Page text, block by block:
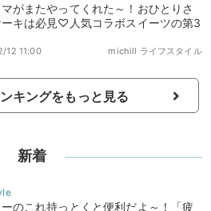
がまたやってくれた～！おひとりさ
ーキは必見♡人気コラボスイーツの第3
michill ライフスタイル
12 11:00
キングをもっと見る
新着
のこれ持っとくと便利だよ～！「疲